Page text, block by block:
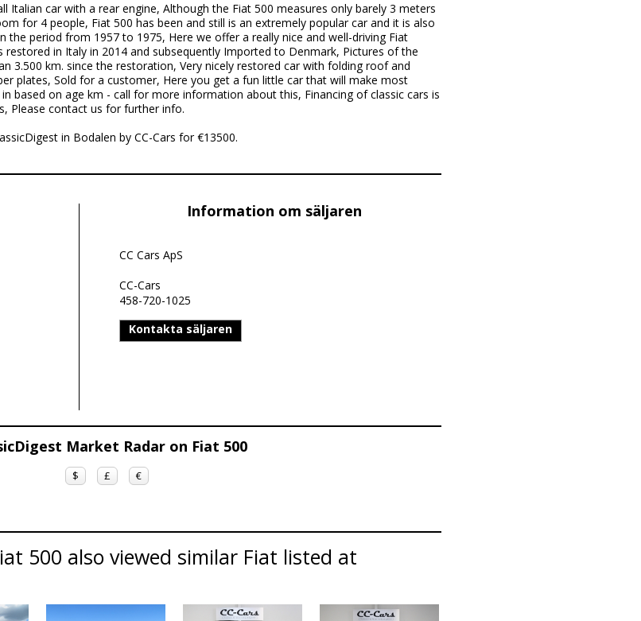
Italian car with a rear engine, Although the Fiat 500 measures only barely 3 meters
for 4 people, Fiat 500 has been and still is an extremely popular car and it is also
the period from 1957 to 1975, Here we offer a really nice and well-driving Fiat
in Italy in 2014 and subsequently Imported to Denmark, Pictures of the
3.500 km. since the restoration, Very nicely restored car with folding roof and
plates, Sold for a customer, Here you get a fun little car that will make most
based on age km - call for more information about this, Financing of classic cars is
Please contact us for further info.
in Bodalen by CC-Cars for €13500.
Information om säljaren
CC Cars ApS
CC-Cars
458-720-1025
Kontakta säljaren
Market Radar on Fiat 500
$ £ €
500 also viewed similar Fiat listed at